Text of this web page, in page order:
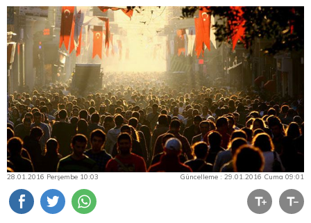
28.01.2016 Perşembe 10:03 Güncelleme : 29.01.2016 Cuma 09:01